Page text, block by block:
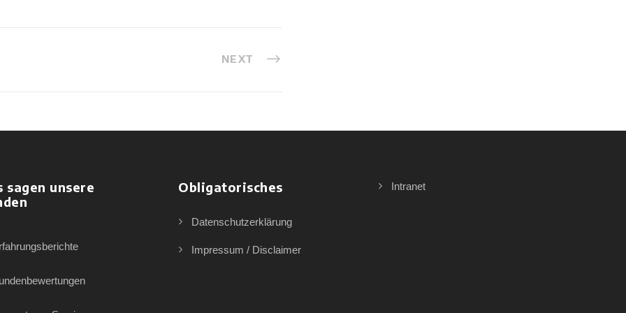
NEXT
sagen unsere
Obligatorisches
Datenschutzerklärung
Impressum / Disclaimer
Intranet